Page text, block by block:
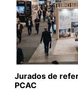
Jurados de
PCAC